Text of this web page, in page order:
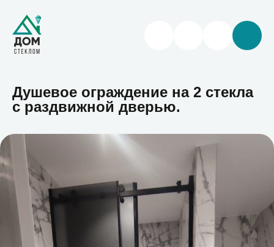
Душевое ограждение на 2 стекла
с раздвижной дверью.